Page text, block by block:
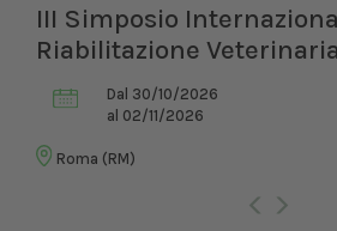
III Simposio
Riabilitazione Veterinaria
Dal 30/10/2026
al 02/11/2026
Roma (RM)